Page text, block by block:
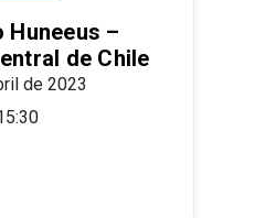
Huneeus –
de Chile
de 2023